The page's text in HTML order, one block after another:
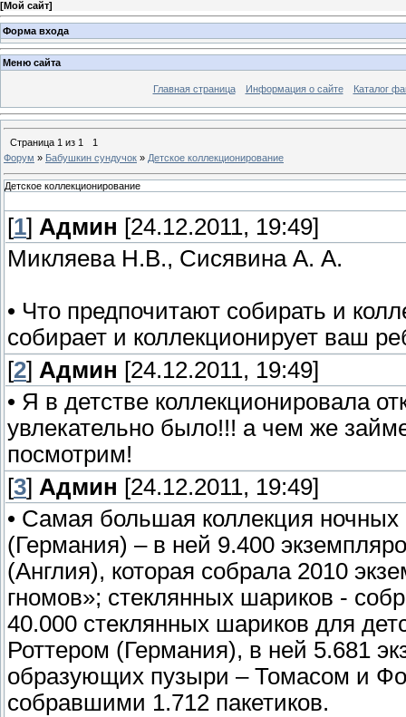
[Мой сайт]
Форма входа
Меню сайта
Главная страница Информация о сайте Каталог
Страница 1 из 1
1
Форум » Бабушкин сундучок » Детское коллекционирование
Детское коллекционирование
[1] Админ [24.12.2011, 19:49]
Микляева Н.В., Сисявина А. А.
• Что предпочитают собирать и
собирает и коллекционирует ваш
[2] Админ [24.12.2011, 19:49]
• Я в детстве коллекционировала
увлекательно было!!! а чем же
посмотрим!
[3] Админ [24.12.2011, 19:49]
• Самая большая коллекция
(Германия) – в ней 9.400
(Англия), которая собрала 2010
гномов»; стеклянных шариков -
40.000 стеклянных шариков для
Роттером (Германия), в ней 5.681
образующих пузыри – Томасом и
собравшими 1.712 пакетиков.